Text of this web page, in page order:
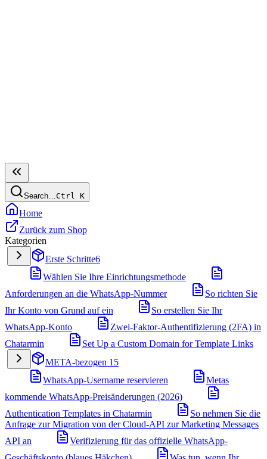
Search…Ctrl K
Home
Zurück zum Shop
Kategorien
Erste Schritte6
Wählen Sie Ihre Einrichtungsmethode
Anforderungen an die WhatsApp-Nummer
So richten Sie
Ihr Konto von Grund auf ein
So erstellen Sie Ihr
WhatsApp-Konto
Zwei-Faktor-Authentifizierung (2FA) in
Chatarmin
Set Up a Custom Domain for Template Links
META-bezogen 15
WhatsApp-Username reservieren
Metas
kommende WhatsApp-Preisänderungen (2026)
Authentication Templates in Chatarmin
So nehmen Sie die
Anfrage zur Migration von der Cloud-API zur Marketing Messages
API an
Verifizierung für das offizielle WhatsApp-